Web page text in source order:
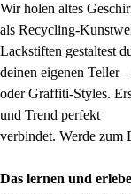
Wir holen altes
als Recycling-
Lackstiften gestaltest
deinen eigenen Teller
oder Graffiti-Styles.
und Trend perfekt
verbindet. Werde zum
Das lernen und